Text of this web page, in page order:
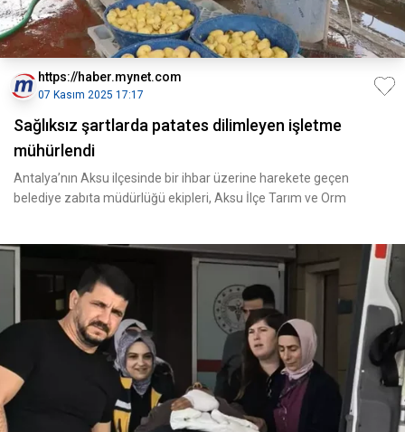
https://haber.mynet.com
07 Kasım 2025 17:17
Sağlıksız şartlarda patates dilimleyen işletme
mühürlendi
Antalya’nın Aksu ilçesinde bir ihbar üzerine harekete geçen
belediye zabıta müdürlüğü ekipleri, Aksu İlçe Tarım ve Orm